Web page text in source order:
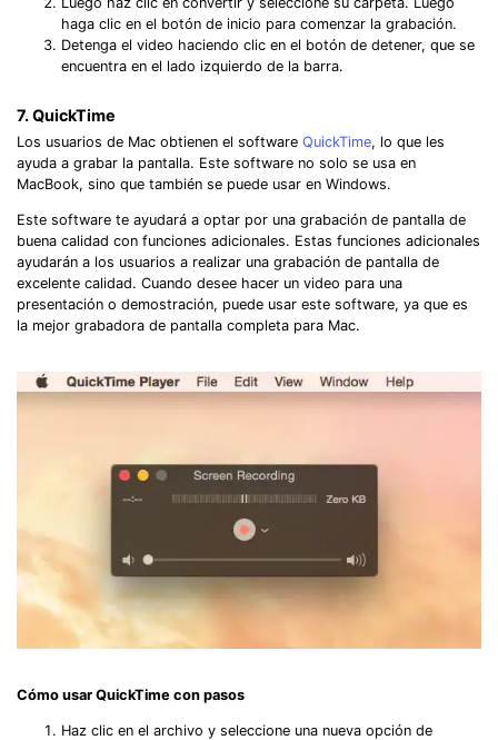
haga clic en el botón de inicio para comenzar la grabación.
Detenga el video haciendo clic en el botón de detener, que se
encuentra en el lado izquierdo de la barra.
7. QuickTime
Los usuarios de Mac obtienen el software QuickTime, lo que les
ayuda a grabar la pantalla. Este software no solo se usa en
MacBook, sino que también se puede usar en Windows.
Este software te ayudará a optar por una grabación de pantalla de
buena calidad con funciones adicionales. Estas funciones adicionales
ayudarán a los usuarios a realizar una grabación de pantalla de
excelente calidad. Cuando desee hacer un video para una
presentación o demostración, puede usar este software, ya que es
la mejor grabadora de pantalla completa para Mac.
Cómo usar QuickTime con pasos
Haz clic en el archivo y seleccione una nueva opción de